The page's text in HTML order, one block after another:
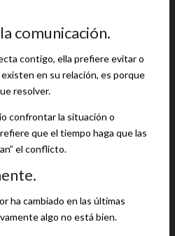
comunicación.
contigo, ella prefiere evitar o
en su relación, es porque
resolver.
confrontar la situación o
que el tiempo haga que las
el conflicto.
ha cambiado en las últimas
algo no está bien.